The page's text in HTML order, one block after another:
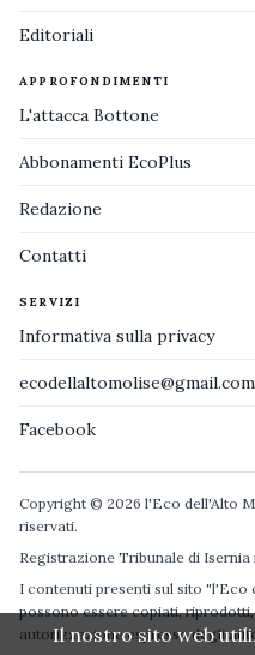
Editoriali
APPROFONDIMENTI
L'attacca Bottone
Abbonamenti EcoPlus
Redazione
Contatti
SERVIZI
Informativa sulla privacy
ecodellaltomolise@gmail.com
Facebook
Copyright © 2026 l'Eco dell'Alto
riservati.
Registrazione Tribunale di Isernia
I contenuti presenti sul sito "l'Eco
possono essere copiati,
autorizzazione espressa degli
Il nostro sito web